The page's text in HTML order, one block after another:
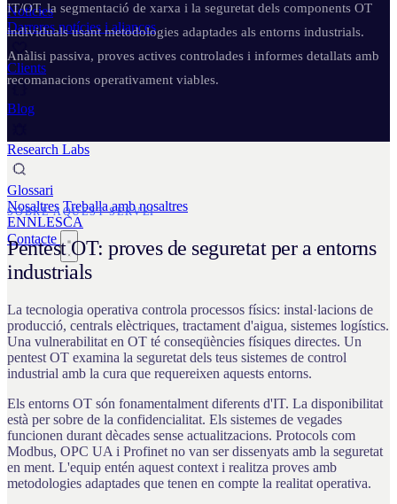
Notícies
Darreres notícies i aliances
Clients
Blog
Research Labs
Glossari
Nosaltres Treballa amb nosaltres
ENNLESCA
Contacte
IT/OT, la segmentació de xarxa i la seguretat dels components OT
individuals usant metodologies adaptades als entorns industrials.
Anàlisi passiva, proves actives controlades i informes detallats amb
recomanacions operativament viables.
SOBRE AQUEST SERVEI
Pentest OT: proves de seguretat per a entorns
industrials
La tecnologia operativa controla processos físics: instal·lacions de
producció, centrals elèctriques, tractament d'aigua, sistemes logístics.
Una vulnerabilitat en OT té conseqüències físiques directes. Un
pentest OT examina la seguretat dels teus sistemes de control
industrial amb la cura que requereixen aquests entorns.
Els entorns OT són fonamentalment diferents d'IT. La disponibilitat
està per sobre de la confidencialitat. Els sistemes de vegades
funcionen durant dècades sense actualitzacions. Protocols com
Modbus, OPC UA i Profinet no van ser dissenyats amb la seguretat
en ment. L'equip entén aquest context i realitza proves amb
metodologies adaptades que tenen en compte la realitat operativa.